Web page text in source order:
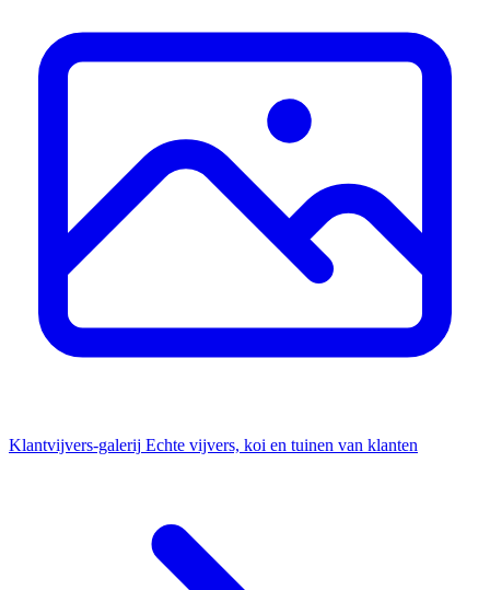
Klantvijvers-galerij Echte vijvers, koi en tuinen van klanten